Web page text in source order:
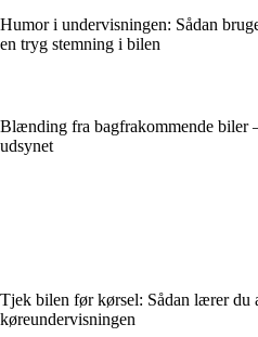
Humor i undervisningen: Sådan
en tryg stemning i bilen
Blænding fra bagfrakommende biler
udsynet
Tjek bilen før kørsel: Sådan lærer du
køreundervisningen